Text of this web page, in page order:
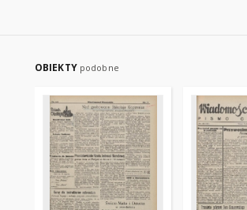
OBIEKTY podobne